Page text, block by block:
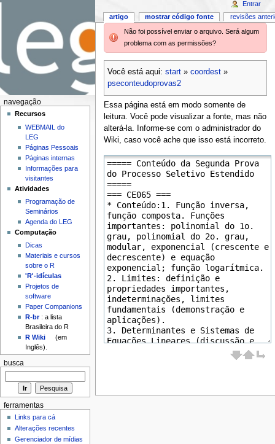
Não foi possível enviar o arquivo. Será algum
problema com as permissões?
Você está aqui: start» coordest»
pseconteudoprovas2
Essa página está em modo somente de
leitura. Você pode visualizar a fonte, mas não
alterá-la. Informe-se com o administrador do
Wiki, caso você ache que isso está incorreto.
artigo mostrar código fonte revisões
Entrar
navegação
Recursos
WEBMAIL do
LEG
Páginas Pessoais
Páginas internas
Informações para
visitantes
Atividades
Programação de
Seminários
Agenda do LEG
Computação
Dicas
Materiais e cursos
sobre o R
'R'-idículas
Projetos de
software
Paper Companions
R-br: a lista
Brasileira do R
R Wiki
(em
Inglês).
busca
ferramentas
Links para cá
Alterações recentes
Gerenciador de mídias